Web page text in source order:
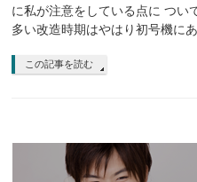
に私が注意をしている点に つい
多い改造時期はやはり初号機に
この記事を読む